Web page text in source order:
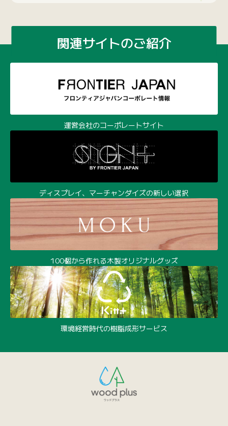
関連サイトのご紹介
運営会社のコーポレートサイト
ディスプレイ、マーチャンダイズの新しい選択
100個から作れる木製オリジナルグッズ
環境経営時代の樹脂成形サービス